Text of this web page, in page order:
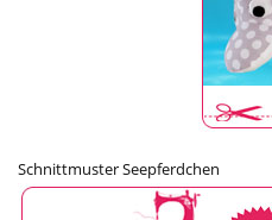
Schnittmuster Seepferdchen